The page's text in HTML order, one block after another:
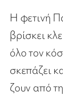
Η φετινή
βρίσκει
όλο τον
σκεπάζει
ζουν από